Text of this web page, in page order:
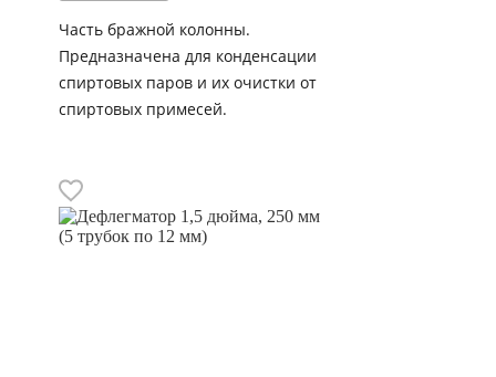
Часть бражной колонны.
Предназначена для конденсации
спиртовых паров и их очистки от
спиртовых примесей.